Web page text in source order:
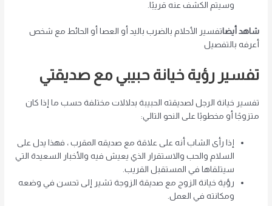
وسيتم الكشف عنه قريبًا.
شاهد أيضا تفسير الأحلام بالضرب باليد أو العصا أو الحائط مع شخص
أعرفه بالتفصيل
تفسير رؤية خيانة حبيبي مع صديقتي
تفسير خيانة الرجل لصديقته الحبيبة بدلالات مختلفة حسب ما إذا كان
متزوجًا أو مخطوبًا على النحو التالي:
إذا رأى الشاب أنه على علاقة مع صديقه المقرب ، فهذا يدل على
السلام والحب والاستقرار الذي يعيش فيه والأخبار السعيدة التي
سيتلقاها في المستقبل القريب.
رؤية خيانة الزوج مع صديقة الزوجة تشير إلى تحسن في وضعه
ومكانته في العمل.